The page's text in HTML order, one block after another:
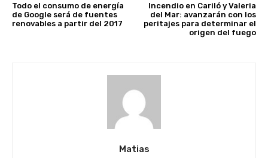
Todo el consumo de energía
de Google será de fuentes
renovables a partir del 2017
Incendio en Cariló y Valeria
del Mar: avanzarán con los
peritajes para determinar el
origen del fuego
Matias